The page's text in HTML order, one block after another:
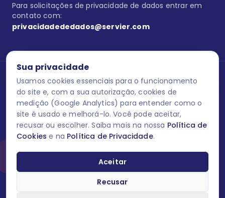
Sua privacidade
Usamos cookies essenciais para o funcionamento
do site e, com a sua autorização, cookies de
medição (Google Analytics) para entender como o
site é usado e melhorá-lo. Você pode aceitar,
recusar ou escolher. Saiba mais na nossa Política de
Cookies e na Política de Privacidade.
Aceitar
Recusar
Para solicitações de privacidade de dados entrar em
contato com:
privacidadededados@servier.com
Se estiver no programa semprecuidando, comunique aquiuma
reação adversa com os produtos Servier. Este site contém
informações para o público leigo e para os profissionais de saúde
do Brasil habilitados a prescrever medicamentos. M-AS ONE-BR-
202606-00013 / Agosto 2026.
O laboratório Servier do Brasil respeita os seus dados! Caso deseje
dados pessoais você pode fazê-lo a qualquer momento entrando
em contato através do site www.semprecuidando.com.br na opção
fale conosco.